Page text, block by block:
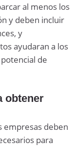
al menos los
y deben incluir
y
ayudaran a los
de
obtener
empresas deben
para